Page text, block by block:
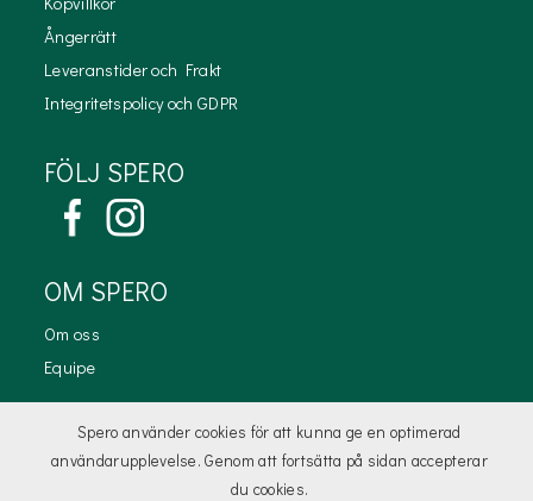
Ångerrätt
Leveranstider och Frakt
Integritetspolicy och GDPR
FÖLJ SPERO
OM SPERO
Om oss
Equipe
KONTAKTA OSS
Spero använder cookies för att kunna ge en optimerad
användarupplevelse. Genom att fortsätta på sidan accepterar
du cookies.